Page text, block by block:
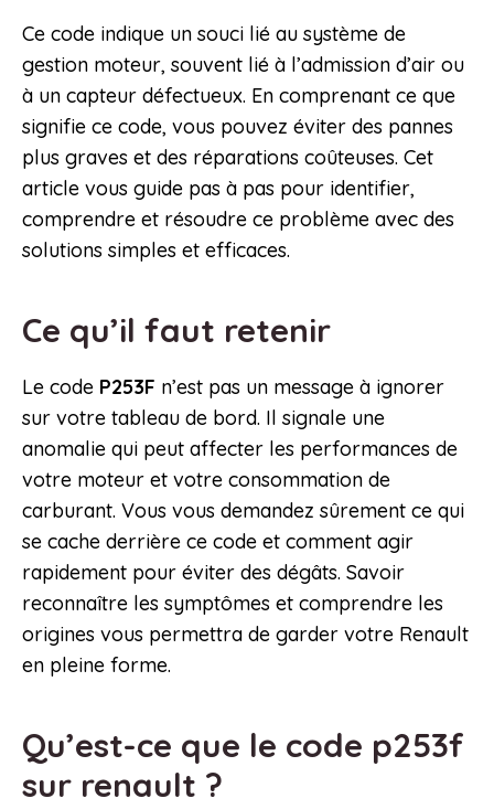
Ce code indique un souci lié au système de
gestion moteur, souvent lié à l’admission d’air ou
à un capteur défectueux. En comprenant ce que
signifie ce code, vous pouvez éviter des pannes
plus graves et des réparations coûteuses. Cet
article vous guide pas à pas pour identifier,
comprendre et résoudre ce problème avec des
solutions simples et efficaces.
Ce qu’il faut retenir
Le code P253F n’est pas un message à ignorer
sur votre tableau de bord. Il signale une
anomalie qui peut affecter les performances de
votre moteur et votre consommation de
carburant. Vous vous demandez sûrement ce qui
se cache derrière ce code et comment agir
rapidement pour éviter des dégâts. Savoir
reconnaître les symptômes et comprendre les
origines vous permettra de garder votre Renault
en pleine forme.
Qu’est-ce que le code p253f
sur renault ?